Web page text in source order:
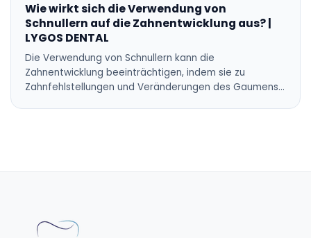
Wie wirkt sich die Verwendung von
Schnullern auf die Zahnentwicklung aus? |
LYGOS DENTAL
Die Verwendung von Schnullern kann die
Zahnentwicklung beeinträchtigen, indem sie zu
Zahnfehlstellungen und Veränderungen des Gaumens…